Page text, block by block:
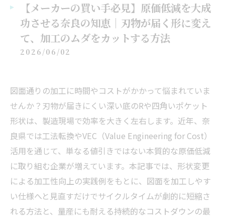
【メーカーの買い手必見】原価低減を大成
功させる奈良の知恵｜刃物が届く形に変え
て、加工のムダをカットする方法
2026/06/02
図面通りの加工に時間やコストがかかって悩まれていま
せんか？刃物が届きにくい深い底のRや四角いポケット
形状は、製造現場で効率を大きく左右します。近年、奈
良県では工法転換やVEC（Value Engineering for Cost）
活用を通じて、単なる値引きではない本質的な原価低減
に取り組む企業が増えています。本記事では、形状変更
による加工性向上の実践例をもとに、図面を加工しやす
い仕様へと見直すだけでサイクルタイムが劇的に短縮さ
れる方法と、量産にも耐える持続的なコストダウンの最